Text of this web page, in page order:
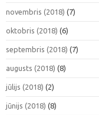
novembris (2018) (7)
oktobris (2018) (6)
septembris (2018) (7)
augusts (2018) (8)
jūlijs (2018) (2)
jūnijs (2018) (8)